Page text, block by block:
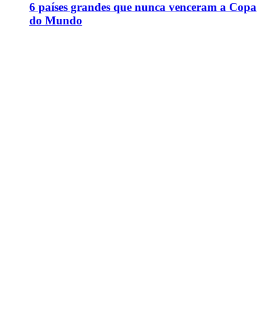
6 países grandes que nunca venceram a Copa
do Mundo